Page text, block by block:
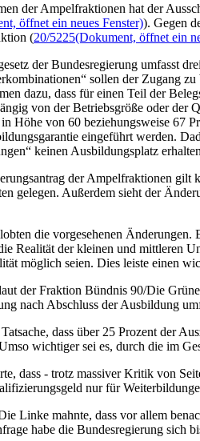
der Ampelfraktionen hat der
öffnet ein neues Fenster)). Gegen
(20/5225(Dokument, öffnet ein
der Bundesregierung umfasst
sollen der Zugang
dazu, dass für einen Teil der
von der Betriebsgröße oder der
Höhe von 60 beziehungsweise 67
eingeführt werden.
keinen Ausbildungsplatz
der Ampelfraktionen gilt
gelegen. Außerdem sieht der
die vorgesehenen
Realität der kleinen und mittleren
möglich seien. Dies leiste einen
der Fraktion Bündnis 90/Die
nach Abschluss der Ausbildung
dass über 25 Prozent der
wichtiger sei es, durch die im
dass - trotz massiver Kritik von
nur für
Linke mahnte, dass vor allem
habe die Bundesregierung sich